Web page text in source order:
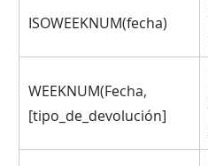
ISOWEEKNUM(fecha)
WEEKNUM(Fecha,
[tipo_de_devolución]